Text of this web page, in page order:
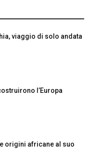
viaggio di solo andata
l’Europa
origini africane al suo